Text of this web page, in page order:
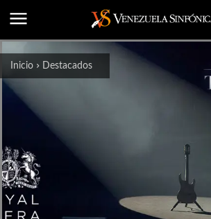
Inicio Destacados